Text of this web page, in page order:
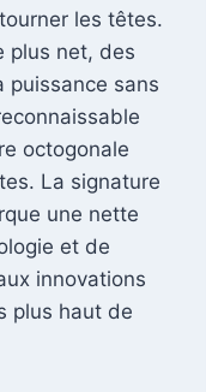
les têtes.
plus net, des
puissance sans
octogonale
La signature
une nette
et de
innovations
plus haut de